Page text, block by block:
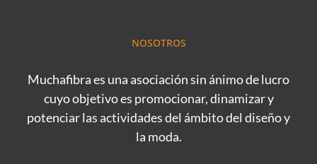
NOSOTROS
Muchafibra es una asociación sin ánimo de lucro
cuyo objetivo es promocionar, dinamizar y
potenciar las actividades del ámbito del diseño y
la moda.